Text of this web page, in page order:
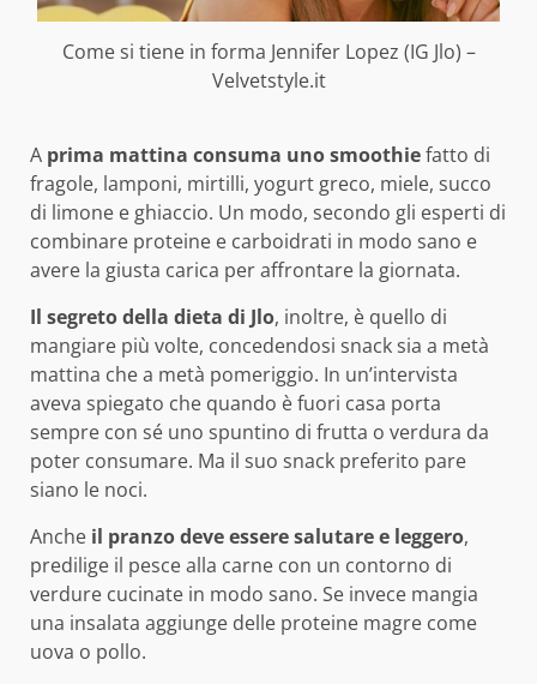
Come si tiene in forma Jennifer Lopez (IG Jlo) –
Velvetstyle.it
A prima mattina consuma uno smoothiefatto di
fragole, lamponi, mirtilli, yogurt greco, miele, succo
di limone e ghiaccio. Un modo, secondo gli esperti di
combinare proteine e carboidrati in modo sano e
avere la giusta carica per affrontare la giornata.
Il segreto della dieta di Jlo, inoltre, è quello di
mangiare più volte, concedendosi snack sia a metà
mattina che a metà pomeriggio. In un’intervista
aveva spiegato che quando è fuori casa porta
sempre con sé uno spuntino di frutta o verdura da
poter consumare. Ma il suo snack preferito pare
siano le noci.
Anche il pranzo deve essere salutare e leggero,
predilige il pesce alla carne con un contorno di
verdure cucinate in modo sano. Se invece mangia
una insalata aggiunge delle proteine magre come
uova o pollo.